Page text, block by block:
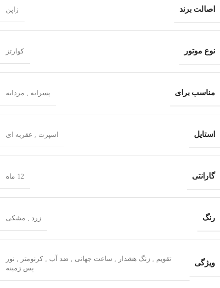
اصالت برند ژاپن
نوع موتور کوارتز
مناسب برای پسرانه مردانه
استایل اسپرت عقربه ای
گارانتی 12 ماه
رنگ زرد مشکی
ویژگی تقویم زنگ هشدار ساعت جهانی ضد آب کرنومتر
نور
پس زمینه